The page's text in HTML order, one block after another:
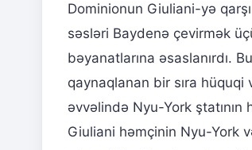
Dominionun Giuliani-yə
səsləri Baydenə çevirmək
bəyanatlarına əsaslanırdı.
qaynaqlanan bir sıra hüquqi
əvvəlində Nyu-York
Giuliani həmçinin Nyu-York